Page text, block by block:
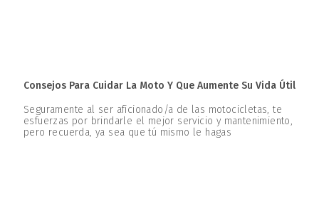
Consejos Para Cuidar La Moto Y Que Aumente Su Vida Útil
Seguramente al ser aficionado/a de las motocicletas, te
esfuerzas por brindarle el mejor servicio y mantenimiento,
pero recuerda, ya sea que tú mismo le hagas